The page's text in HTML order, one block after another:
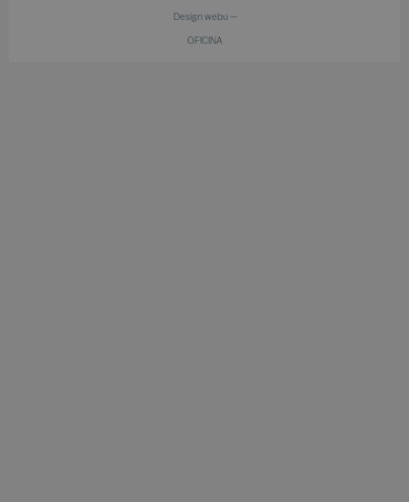
Design webu —
OFICINA